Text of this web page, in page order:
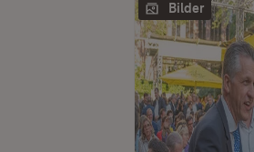
Bilder